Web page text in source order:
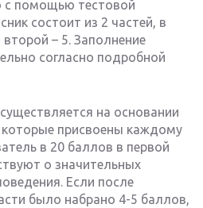
с помощью тестовой
состоит из 2 частей, в
– 5. Заполнение
согласно подробной
на основании
присвоены каждому
в 20 баллов в первой
о значительных
Если после
было набрано 4-5 баллов,